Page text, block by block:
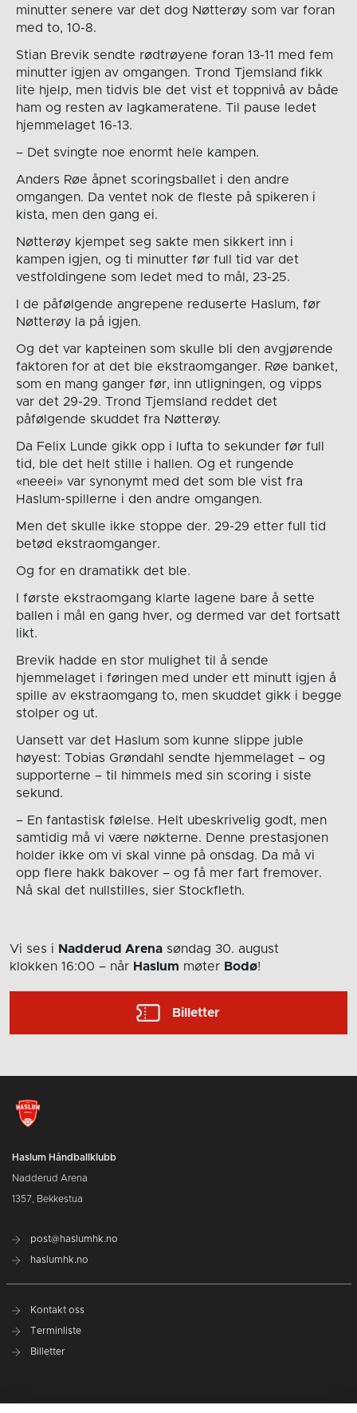
minutter senere var det dog Nøtterøy som var foran
med to, 10-8.
Stian Brevik sendte rødtrøyene foran 13-11 med fem
minutter igjen av omgangen. Trond Tjemsland fikk
lite hjelp, men tidvis ble det vist et toppnivå av både
ham og resten av lagkameratene. Til pause ledet
hjemmelaget 16-13.
– Det svingte noe enormt hele kampen.
Anders Røe åpnet scoringsballet i den andre
omgangen. Da ventet nok de fleste på spikeren i
kista, men den gang ei.
Nøtterøy kjempet seg sakte men sikkert inn i
kampen igjen, og ti minutter før full tid var det
vestfoldingene som ledet med to mål, 23-25.
I de påfølgende angrepene reduserte Haslum, før
Nøtterøy la på igjen.
Og det var kapteinen som skulle bli den avgjørende
faktoren for at det ble ekstraomganger. Røe banket,
som en mang ganger før, inn utligningen, og vipps
var det 29-29. Trond Tjemsland reddet det
påfølgende skuddet fra Nøtterøy.
Da Felix Lunde gikk opp i lufta to sekunder før full
tid, ble det helt stille i hallen. Og et rungende
«neeei» var synonymt med det som ble vist fra
Haslum-spillerne i den andre omgangen.
Men det skulle ikke stoppe der. 29-29 etter full tid
betød ekstraomganger.
Og for en dramatikk det ble.
I første ekstraomgang klarte lagene bare å sette
ballen i mål en gang hver, og dermed var det fortsatt
likt.
Brevik hadde en stor mulighet til å sende
hjemmelaget i føringen med under ett minutt igjen å
spille av ekstraomgang to, men skuddet gikk i begge
stolper og ut.
Uansett var det Haslum som kunne slippe juble
høyest: Tobias Grøndahl sendte hjemmelaget – og
supporterne – til himmels med sin scoring i siste
sekund.
– En fantastisk følelse. Helt ubeskrivelig godt, men
samtidig må vi være nøkterne. Denne prestasjonen
holder ikke om vi skal vinne på onsdag. Da må vi
opp flere hakk bakover – og få mer fart fremover.
Nå skal det nullstilles, sier Stockfleth.
Vi ses i Nadderud Arena søndag 30. august
klokken 16:00 – når Haslum møter Bodø!
Billetter
Haslum Håndballklubb
Nadderud Arena
1357, Bekkestua
post@haslumhk.no
haslumhk.no
Kontakt oss
Terminliste
Billetter